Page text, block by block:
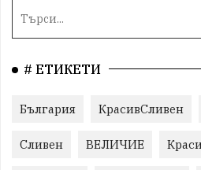
# ЕТИКЕТИ
България КрасивСливен
Сливен ВЕЛИЧИЕ